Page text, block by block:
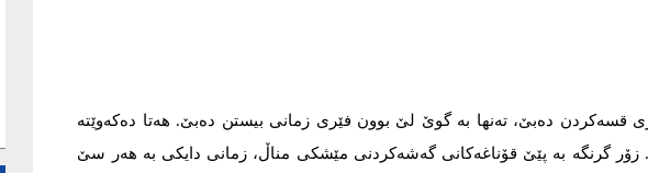
قسەکردن دەبێ، تەنها بە گوێ لێ بوون فێری زمانی بیستن دەبێ. هەتا دەکەوێتە
زۆر گرنگە بە پێێ قۆناغەکانی گەشەکردنی مێشکی مناڵ، زمانی دایکی بە هەر سێ